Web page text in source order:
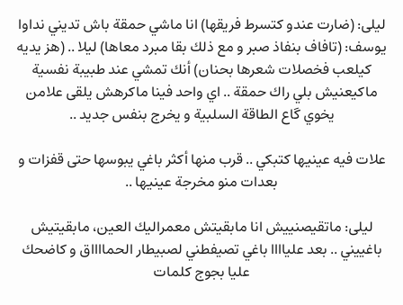
ليلى: (ضارت عندو كتسرط فريقها) انا ماشي حمقة باش تديني نداوا
يوسف: (تافاف بنفاذ صبر و مع ذلك بقا مبرد معاها) ليلا .. (هز يديه
كيلعب فخصلات شعرها بحنان) أنك تمشي عند طبيبة نفسية
ماكيعنيش بلي راك حمقة .. اي واحد فينا ماكرهش يلقى علامن
يخوي گاع الطاقة السلبية و يخرج بنفس جديد ..
علات فيه عينيها كتبكي .. قرب منها أكثر باغي يبوسها حتى قفزات و
بعدات منو مخرجة عينيها ..
ليلى: ماتقيصنييش انا مابقيتش معمراليك العين، مابقيتيش
باغييني .. بعد علياااا باغي تصيفطني لصبيطار الحمااااق و كاضحك
عليا بجوج كلمات